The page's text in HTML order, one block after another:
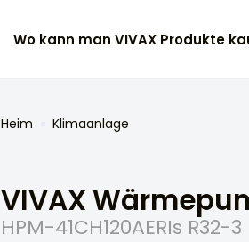
Wo kann man VIVAX Produkte
Heim Klimaanlage
VIVAX
HPM-41CH120AERIs R32-3